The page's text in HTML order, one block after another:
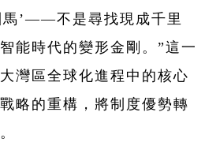
馬’——不是尋找現成千里
能時代的變形金剛。”這一
灣區全球化進程中的核心
略的重構，將制度優勢轉